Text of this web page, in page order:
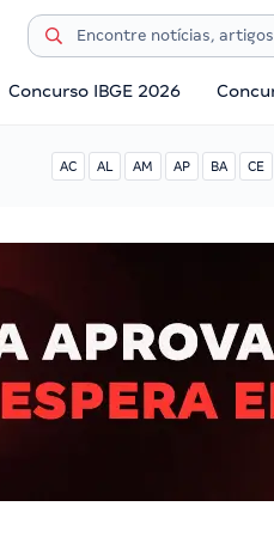
Concurso IBGE 2026
AC AL AM AP BA CE